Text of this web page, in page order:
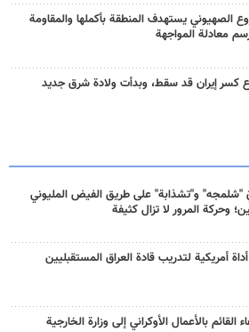
الصهيوني يستهدف المنطقة بأكملها والمقاومة
معادلة المواجهة
كسر إيران قد سقط، وبدأت ولادة شرق جديد
"شلمجه" و"تشذابة" على طريق الفيض المليوني
وحركة المرور لا تزال كثيفة
أمريكية لتدريب قادة العراق المستقبليين
القائم بالأعمال الأوكراني إلى وزارة الخارجية